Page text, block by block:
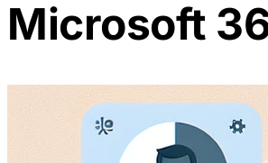
Microsoft
Questi cookie sono essenziali per
sistemi. Sono generalmente
Cookie Analytics
Questi cookie ci permettono di
prestazioni del nostro sito. Ci